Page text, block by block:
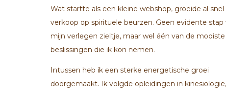
Wat startte als een kleine webshop, groeide al
verkoop op spirituele beurzen. Geen evidente stap
mijn verlegen zieltje, maar wel één van de mooiste
beslissingen die ik kon nemen.
Intussen heb ik een sterke energetische groei
doorgemaakt. Ik volgde opleidingen in kinesiologie,